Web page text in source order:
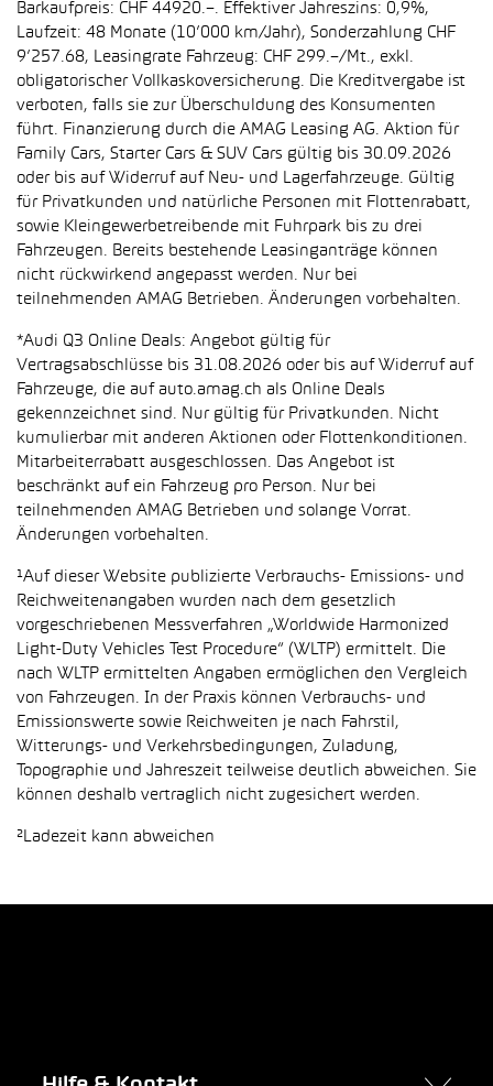
Barkaufpreis: CHF 44920.–. Effektiver Jahreszins: 0,9%,
Laufzeit: 48 Monate (10’000 km/Jahr), Sonderzahlung CHF
9’257.68, Leasingrate Fahrzeug: CHF 299.–/Mt., exkl.
obligatorischer Vollkaskoversicherung. Die Kreditvergabe ist
verboten, falls sie zur Überschuldung des Konsumenten
führt. Finanzierung durch die AMAG Leasing AG. Aktion für
Family Cars, Starter Cars & SUV Cars gültig bis 30.09.2026
oder bis auf Widerruf auf Neu- und Lagerfahrzeuge. Gültig
für Privatkunden und natürliche Personen mit Flottenrabatt,
sowie Kleingewerbetreibende mit Fuhrpark bis zu drei
Fahrzeugen. Bereits bestehende Leasinganträge können
nicht rückwirkend angepasst werden. Nur bei
teilnehmenden AMAG Betrieben. Änderungen vorbehalten.
*Audi Q3 Online Deals: Angebot gültig für
Vertragsabschlüsse bis 31.08.2026 oder bis auf Widerruf auf
Fahrzeuge, die auf auto.amag.ch als Online Deals
gekennzeichnet sind. Nur gültig für Privatkunden. Nicht
kumulierbar mit anderen Aktionen oder Flottenkonditionen.
Mitarbeiterrabatt ausgeschlossen. Das Angebot ist
beschränkt auf ein Fahrzeug pro Person. Nur bei
teilnehmenden AMAG Betrieben und solange Vorrat.
Änderungen vorbehalten.
¹Auf dieser Website publizierte Verbrauchs- Emissions- und
Reichweitenangaben wurden nach dem gesetzlich
vorgeschriebenen Messverfahren „Worldwide Harmonized
Light-Duty Vehicles Test Procedure“ (WLTP) ermittelt. Die
nach WLTP ermittelten Angaben ermöglichen den Vergleich
von Fahrzeugen. In der Praxis können Verbrauchs- und
Emissionswerte sowie Reichweiten je nach Fahrstil,
Witterungs- und Verkehrsbedingungen, Zuladung,
Topographie und Jahreszeit teilweise deutlich abweichen. Sie
können deshalb vertraglich nicht zugesichert werden.
²Ladezeit kann abweichen